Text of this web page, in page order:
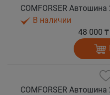
В наличии
48 000 ₸